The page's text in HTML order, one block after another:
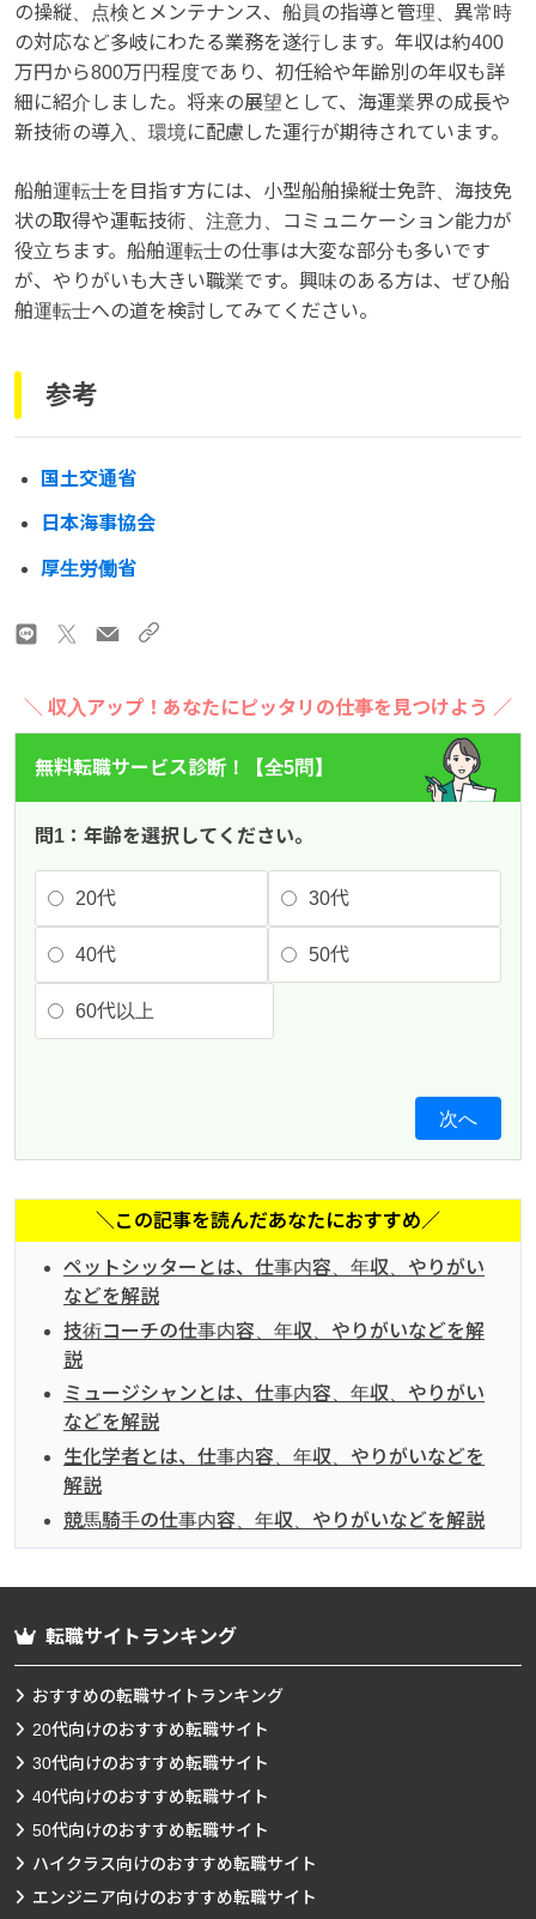
の操縦、点検とメンテナンス、船員の指導と管理、異常時
の対応など多岐にわたる業務を遂行します。年収は約400
万円から800万円程度であり、初任給や年齢別の年収も詳
細に紹介しました。将来の展望として、海運業界の成長や
新技術の導入、環境に配慮した運行が期待されています。
船舶運転士を目指す方には、小型船舶操縦士免許、海技免
状の取得や運転技術、注意力、コミュニケーション能力が
役立ちます。船舶運転士の仕事は大変な部分も多いです
が、やりがいも大きい職業です。興味のある方は、ぜひ船
舶運転士への道を検討してみてください。
参考
国土交通省
日本海事協会
厚生労働省
＼ 収入アップ！あなたにピッタリの仕事を見つけよう ／
無料転職サービス診断！【全5問】
問1：年齢を選択してください。
20代 30代
40代 50代
60代以上
次へ
＼この記事を読んだあなたにおすすめ／
ペットシッターとは、仕事内容、年収、やりがい
などを解説
技術コーチの仕事内容、年収、やりがいなどを解
説
ミュージシャンとは、仕事内容、年収、やりがい
などを解説
生化学者とは、仕事内容、年収、やりがいなどを
解説
競馬騎手の仕事内容、年収、やりがいなどを解説
転職サイトランキング
おすすめの転職サイトランキング
20代向けのおすすめ転職サイト
30代向けのおすすめ転職サイト
40代向けのおすすめ転職サイト
50代向けのおすすめ転職サイト
ハイクラス向けのおすすめ転職サイト
エンジニア向けのおすすめ転職サイト